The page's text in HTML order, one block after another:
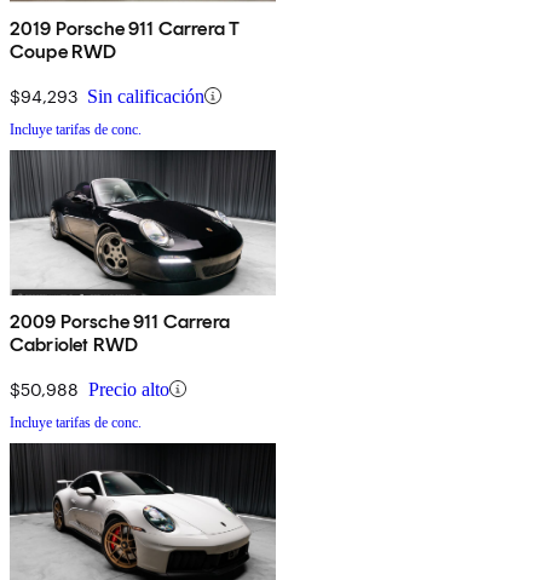
2019 Porsche 911 Carrera T
Coupe RWD
$94,293 Sin calificación
Incluye tarifas de conc.
2009 Porsche 911 Carrera
Cabriolet RWD
$50,988 Precio alto
Incluye tarifas de conc.